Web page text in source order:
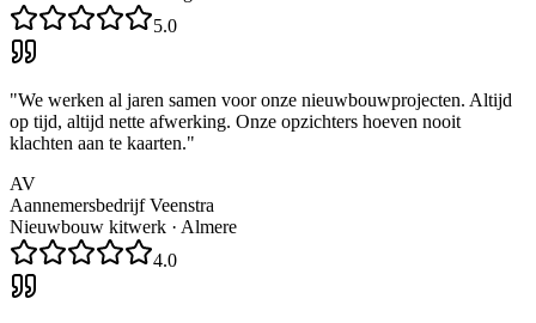
5.0
"We werken al jaren samen voor onze nieuwbouwprojecten. Altijd
op tijd, altijd nette afwerking. Onze opzichters hoeven nooit
klachten aan te kaarten."
AV
Aannemersbedrijf Veenstra
Nieuwbouw kitwerk · Almere
4.0